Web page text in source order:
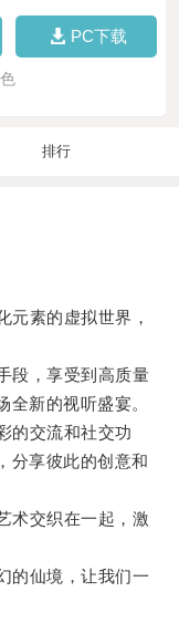
PC下载
排行
素的虚拟世界，
，享受到高质量
新的视听盛宴。
交流和社交功
分享彼此的创意和
交织在一起，激
仙境，让我们一